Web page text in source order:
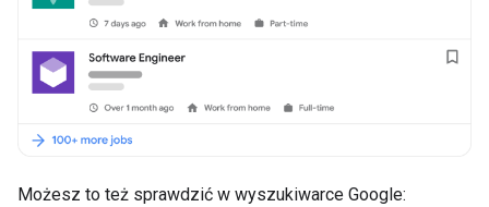
Możesz to też sprawdzić w wyszukiwarce Google: